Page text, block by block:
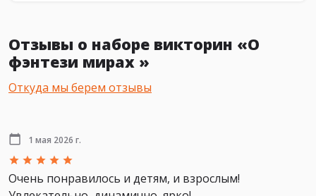
Отзывы о наборе викторин «О
фэнтези мирах »
Откуда мы берем отзывы
1 мая 2026 г.
Очень понравилось и детям, и взрослым!